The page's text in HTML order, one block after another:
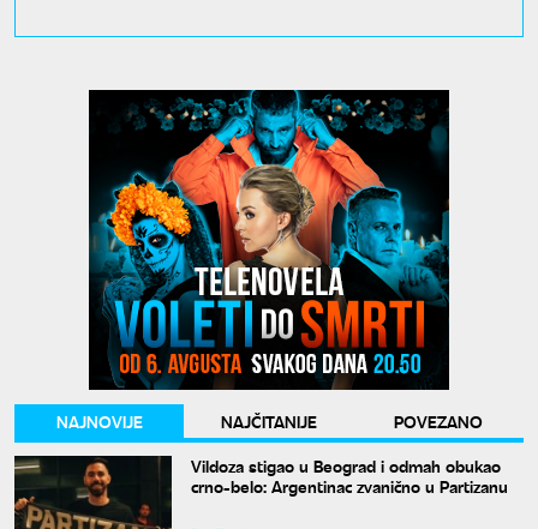
NAJNOVIJE NAJČITANIJE
POVEZANO
Vildoza stigao u Beograd i odmah obukao
crno-belo: Argentinac zvanično u Partizanu